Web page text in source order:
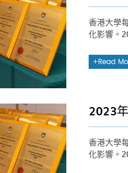
香港大學
化影響。
Read
2023
香港大學
化影響。